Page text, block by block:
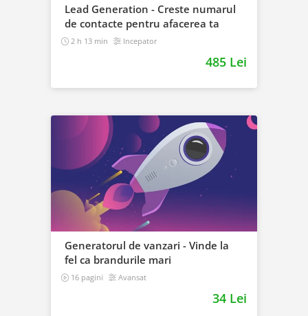
Lead Generation - Creste numarul
de contacte pentru afacerea ta
2 h 13 min Incepator
485 Lei
Generatorul de vanzari - Vinde la
fel ca brandurile mari
16 pagini Avansat
34 Lei